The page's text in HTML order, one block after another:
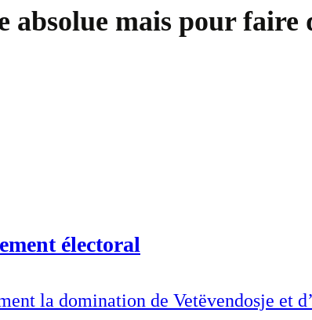
mais pour faire
électoral
la domination de Vetëvendosje et